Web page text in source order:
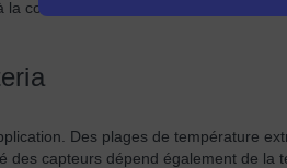
conception des systèmes.
Des plages de température
capteurs dépend également de la